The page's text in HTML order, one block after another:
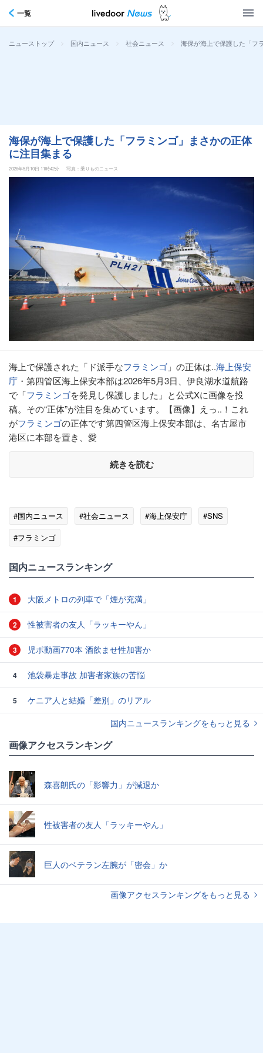
一覧
ニューストップ > 国内ニュース > 社会ニュース > 海保が海上で保護した「フ
海保が海上で保護した「フラミンゴ」まさかの正体
に注目集まる
2026年5月10日 11時42分 写真：乗りものニュース
海上で保護された「ド派手なフラミンゴ 」の正体は..海上保安
庁 ・第四管区海上保安本部は2026年5月3日、伊良湖水道航路
で「フラミンゴを発見し保護しました」と公式Xに画像を投
稿。その“正体”が注目を集めています。【画像】えっ..！これ
がフラミンゴの正体です第四管区海上保安本部は、名古屋市
港区に本部を置き、愛
続きを読む
#国内ニュース #社会ニュース #海上保安庁
#SNS
#フラミンゴ
国内ニュースランキング
1 大阪メトロの列車で「煙が充満」
2 性被害者の友人「ラッキーやん」
3 児ポ動画770本 酒飲ませ性加害か
4 池袋暴走事故 加害者家族の苦悩
5
ケニア人と結婚「差別」のリアル
国内ニュースランキングをもっと見る
画像アクセスランキング
森喜朗氏の「影響力」が減退か
性被害者の友人「ラッキーやん」
巨人のベテラン左腕が「密会」か
画像アクセスランキングをもっと見る